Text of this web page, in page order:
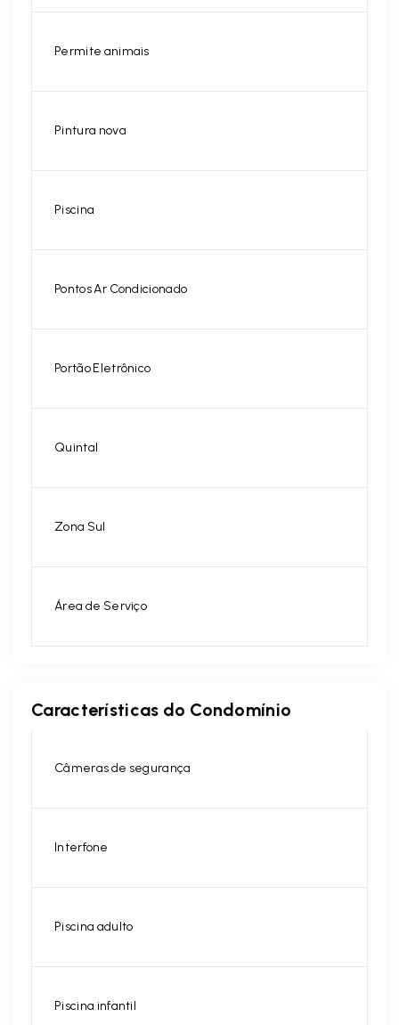
Permite animais
Pintura nova
Piscina
Pontos Ar Condicionado
Portão Eletrônico
Quintal
Zona Sul
Área de Serviço
Características do Condomínio
Câmeras de segurança
Interfone
Piscina adulto
Piscina infantil